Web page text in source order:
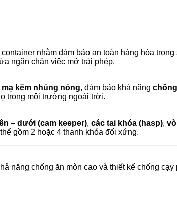
nhằm đảm bảo an toàn hàng hóa
ngăn chặn việc mở trái phép.
kẽm nhúng nóng, đảm bảo khả năng
trong môi trường ngoài trời.
– dưới (cam keeper), các tai khóa (hasp),
gồm 2 hoặc 4 thanh khóa đối xứng.
năng chống ăn mòn cao và thiết kế chống